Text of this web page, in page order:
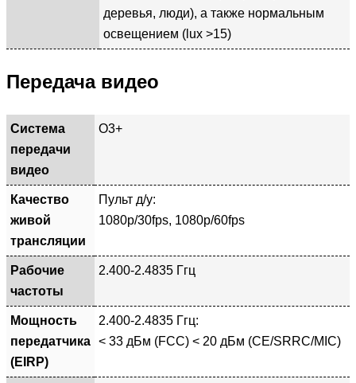
деревья, люди), а также нормальным
освещением (lux >15)
Передача видео
Система
передачи
видео
O3+
Качество
живой
трансляции
Пульт д/у:
1080p/30fps, 1080p/60fps
Рабочие
частоты
2.400-2.4835 Ггц
Мощность
передатчика
(EIRP)
2.400-2.4835 Ггц:
< 33 дБм (FCC) < 20 дБм (CE/SRRC/MIC)